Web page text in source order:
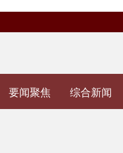
要闻聚焦 综合新闻